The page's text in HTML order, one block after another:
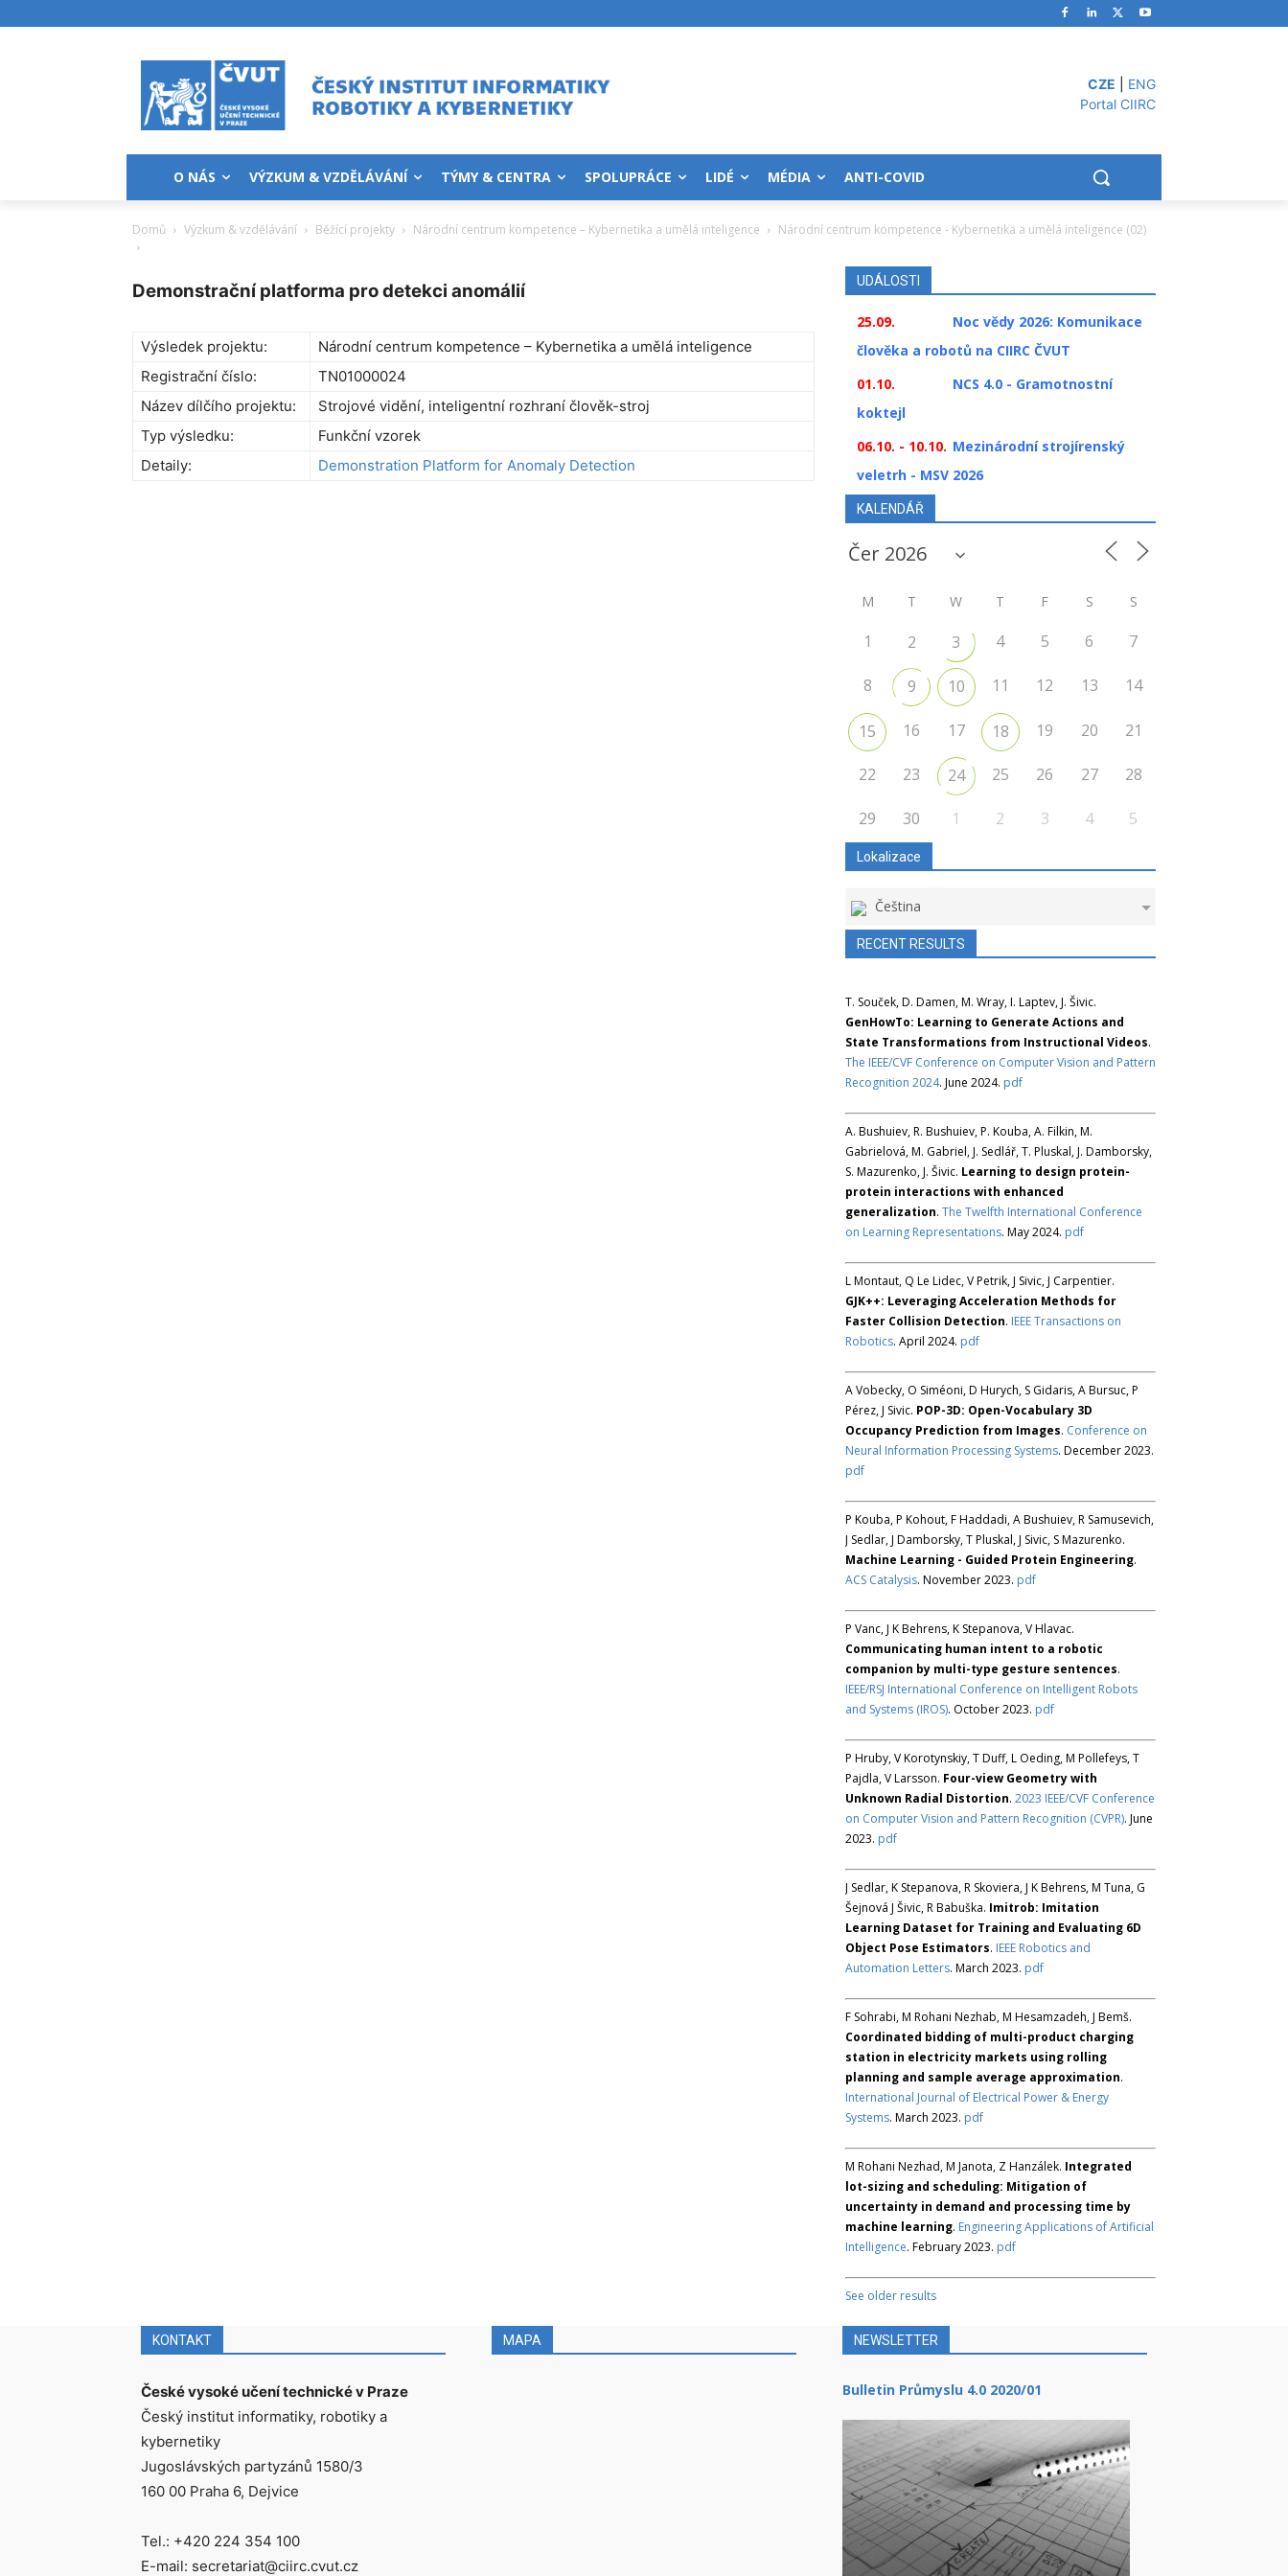
CZE
ENG
Portal CIIRC
O NÁS VÝZKUM & VZDĚLÁVÁNÍ TÝMY & CENTRA SPOLUPRÁCE LIDÉ MÉDIA ANTI-COVID
Domů Výzkum & vzdělávání Běžící projekty Národní centrum kompetence – Kybernetika a umělá inteligence Národní centrum kompetence - Kybernetika a umělá inteligence (02)
Demonstrační platforma pro detekci anomálií
Výsledek projektu:
Národní centrum kompetence – Kybernetika a umělá inteligence
Registrační číslo:
TN01000024
Název dílčího projektu:
Strojové vidění, inteligentní rozhraní člověk-stroj
Typ výsledku:
Funkční vzorek
Detaily:
Demonstration Platform for Anomaly Detection
UDÁLOSTI
25.09.
Noc vědy 2026: Komunikace
člověka a robotů na CIIRC ČVUT
01.10.
NCS 4.0 - Gramotnostní
koktejl
06.10. - 10.10. Mezinárodní strojírenský
veletrh - MSV 2026
KALENDÁŘ
M T W T F S S
1 2 3 4 5 6 7
8 9 10 11 12 13 14
15 16 17 18 19 20 21
22 23 24 25 26 27 28
29 30 1 2 3 4 5
Lokalizace
Čeština
RECENT RESULTS
T. Souček, D. Damen, M. Wray, I. Laptev, J. Šivic.
GenHowTo: Learning to Generate Actions and
State Transformations from Instructional Videos.
The IEEE/CVF Conference on Computer Vision and Pattern
Recognition 2024. June 2024. pdf
A. Bushuiev, R. Bushuiev, P. Kouba, A. Filkin, M.
Gabrielová, M. Gabriel, J. Sedlář, T. Pluskal, J. Damborsky,
S. Mazurenko, J. Šivic. Learning to design protein-
protein interactions with enhanced
generalization. The Twelfth International Conference
on Learning Representations. May 2024. pdf
L Montaut, Q Le Lidec, V Petrik, J Sivic, J Carpentier.
GJK++: Leveraging Acceleration Methods for
Faster Collision Detection. IEEE Transactions on
Robotics. April 2024. pdf
A Vobecky, O Siméoni, D Hurych, S Gidaris, A Bursuc, P
Pérez, J Sivic. POP-3D: Open-Vocabulary 3D
Occupancy Prediction from Images. Conference on
Neural Information Processing Systems. December 2023.
pdf
P Kouba, P Kohout, F Haddadi, A Bushuiev, R Samusevich,
J Sedlar, J Damborsky, T Pluskal, J Sivic, S Mazurenko.
Machine Learning - Guided Protein Engineering.
ACS Catalysis. November 2023. pdf
P Vanc, J K Behrens, K Stepanova, V Hlavac.
Communicating human intent to a robotic
companion by multi-type gesture sentences.
IEEE/RSJ International Conference on Intelligent Robots
and Systems (IROS). October 2023. pdf
P Hruby, V Korotynskiy, T Duff, L Oeding, M Pollefeys, T
Pajdla, V Larsson. Four-view Geometry with
Unknown Radial Distortion. 2023 IEEE/CVF Conference
on Computer Vision and Pattern Recognition (CVPR). June
2023. pdf
J Sedlar, K Stepanova, R Skoviera, J K Behrens, M Tuna, G
Šejnová J Šivic, R Babuška. Imitrob: Imitation
Learning Dataset for Training and Evaluating 6D
Object Pose Estimators. IEEE Robotics and
Automation Letters. March 2023. pdf
F Sohrabi, M Rohani Nezhab, M Hesamzadeh, J Bemš.
Coordinated bidding of multi-product charging
station in electricity markets using rolling
planning and sample average approximation.
International Journal of Electrical Power & Energy
Systems. March 2023. pdf
M Rohani Nezhad, M Janota, Z Hanzálek. Integrated
lot-sizing and scheduling: Mitigation of
uncertainty in demand and processing time by
machine learning. Engineering Applications of Artificial
Intelligence. February 2023. pdf
See older results
KONTAKT
České vysoké učení technické v Praze
Český institut informatiky, robotiky a
kybernetiky
Jugoslávských partyzánů 1580/3
160 00 Praha 6, Dejvice
Tel.: +420 224 354 100
E-mail: secretariat@ciirc.cvut.cz
MAPA NEWSLETTER
Bulletin Průmyslu 4.0 2020/01